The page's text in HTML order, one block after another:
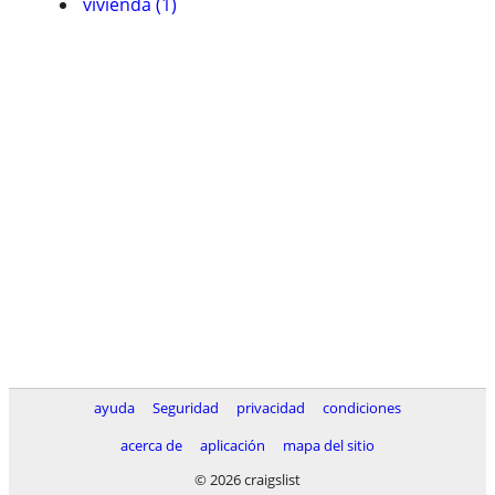
ayuda Seguridad privacidad
condiciones
acerca de
aplicación
mapa del sitio
© 2026 craigslist